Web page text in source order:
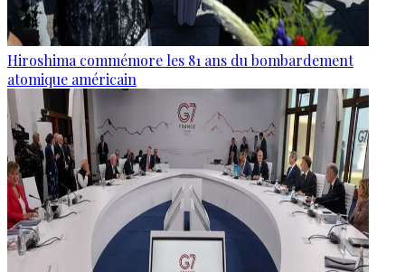
Hiroshima commémore les 81 ans du bombardement
atomique américain